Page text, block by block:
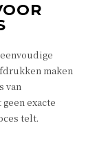
maken
van
exacte
telt.